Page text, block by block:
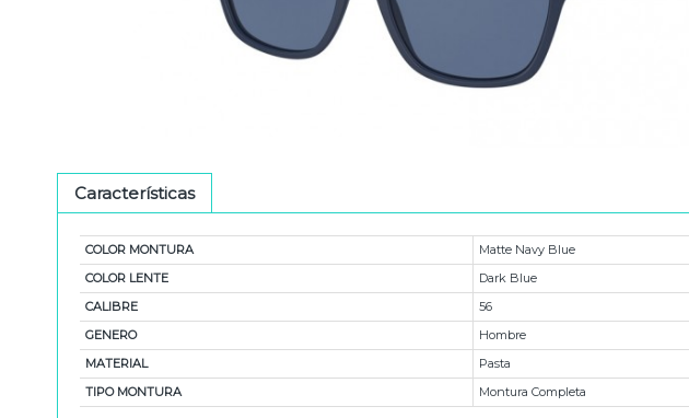
Características
COLOR MONTURA
Matte Navy Blue
COLOR LENTE
Dark Blue
CALIBRE
56
GENERO
Hombre
MATERIAL
Pasta
TIPO MONTURA
Montura Completa